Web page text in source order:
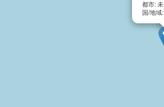
都市:
国/地域